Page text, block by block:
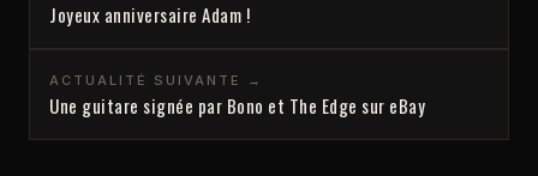
Joyeux anniversaire Adam !
ACTUALITÉ SUIVANTE →
Une guitare signée par Bono et The Edge sur eBay